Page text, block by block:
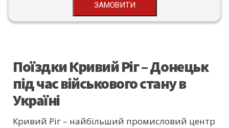
ЗАМОВИТИ
Поїздки Кривий Ріг – Донецьк
під час військового стану в
Україні
Кривий Ріг – найбільший промисловий центр